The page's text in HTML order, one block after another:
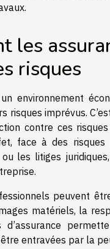
les
risques
environnement
risques imprévus.
contre ces
face à des
les litiges
peuvent
matériels, la
d’assurance
entravées par la